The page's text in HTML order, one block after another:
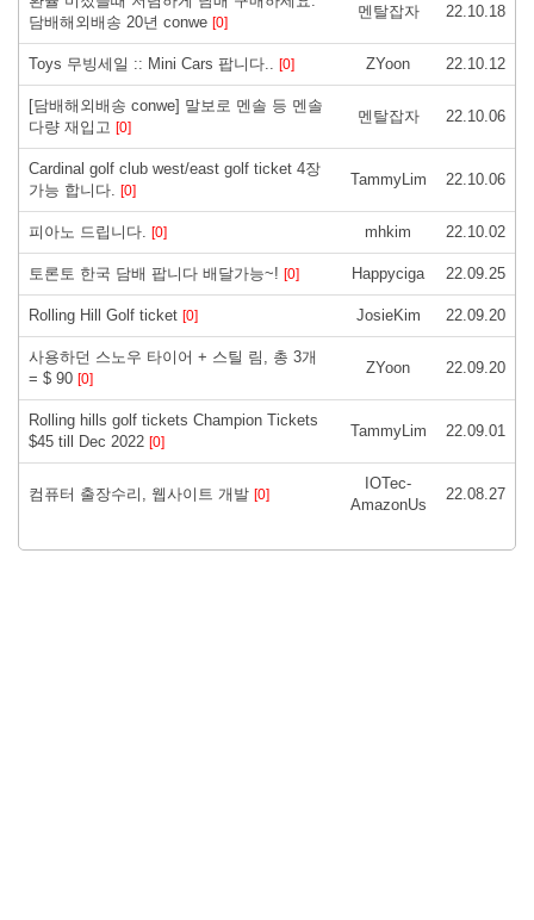
담배해외배송 20년 conwe [0]
멘탈잡자 22.10.18
Toys 무빙세일 :: Mini Cars 팝니다.. [0] ZYoon 22.10.12
[담배해외배송 conwe] 말보로 멘솔 등 멘솔
다량 재입고 [0]
멘탈잡자 22.10.06
Cardinal golf club west/east golf ticket 4장
가능 합니다. [0]
TammyLim 22.10.06
피아노 드립니다. [0] mhkim 22.10.02
토론토 한국 담배 팝니다 배달가능~! [0] Happyciga 22.09.25
Rolling Hill Golf ticket [0] JosieKim 22.09.20
사용하던 스노우 타이어 + 스틸 림, 총 3개
= $ 90 [0]
ZYoon 22.09.20
Rolling hills golf tickets Champion Tickets
$45 till Dec 2022 [0]
TammyLim 22.09.01
컴퓨터 출장수리, 웹사이트 개발 [0]
IOTec-
AmazonUs
22.08.27